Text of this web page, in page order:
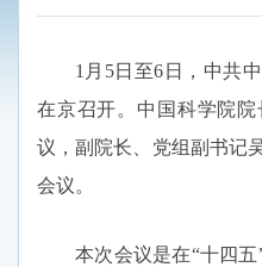
1月5日至6日，中共
在京召开。中国科学院
议，副院长、党组副书记
会议。
本次会议是在“十四